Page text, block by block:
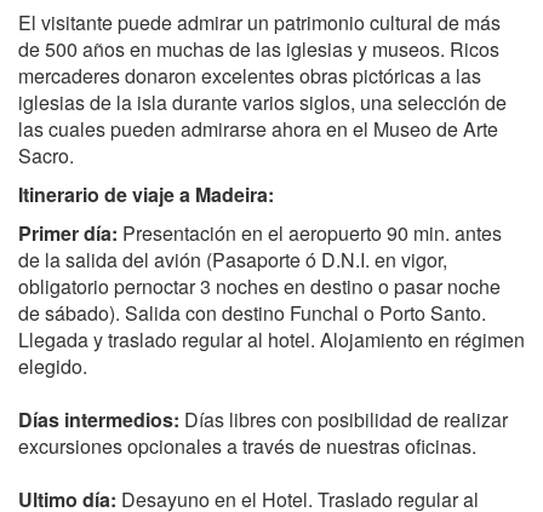
El visitante puede admirar un patrimonio cultural de más
de 500 años en muchas de las iglesias y museos. Ricos
mercaderes donaron excelentes obras pictóricas a las
iglesias de la isla durante varios siglos, una selección de
las cuales pueden admirarse ahora en el Museo de Arte
Sacro.
Itinerario de viaje a Madeira:
Primer día: Presentación en el aeropuerto 90 min. antes
de la salida del avión (Pasaporte ó D.N.I. en vigor,
obligatorio pernoctar 3 noches en destino o pasar noche
de sábado). Salida con destino Funchal o Porto Santo.
Llegada y traslado regular al hotel. Alojamiento en régimen
elegido.
Días intermedios: Días libres con posibilidad de realizar
excursiones opcionales a través de nuestras oficinas.
Ultimo día: Desayuno en el Hotel. Traslado regular al